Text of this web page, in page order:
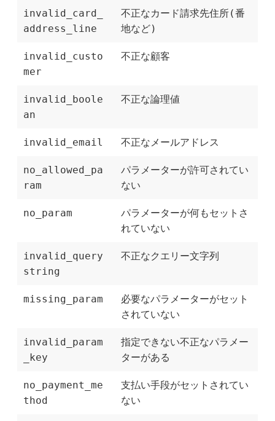
invalid_card_
address_line
不正なカード請求先住所(番
地など)
invalid_custo
mer
不正な顧客
invalid_boole
an
不正な論理値
invalid_email 不正なメールアドレス
no_allowed_pa
ram
パラメーターが許可されてい
ない
no_param
パラメーターが何もセットさ
れていない
invalid_query
string
不正なクエリー文字列
missing_param
必要なパラメーターがセット
されていない
invalid_param
_key
指定できない不正なパラメー
ターがある
no_payment_me
thod
支払い手段がセットされてい
ない